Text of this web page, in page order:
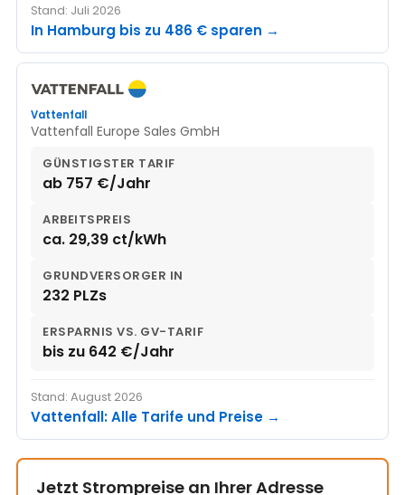
Stand: Juli 2026
In Hamburg bis zu 486 € sparen →
Vattenfall
Vattenfall Europe Sales GmbH
GÜNSTIGSTER TARIF
ab 757 €/Jahr
ARBEITSPREIS
ca. 29,39 ct/kWh
GRUNDVERSORGER IN
232 PLZs
ERSPARNIS VS. GV-TARIF
bis zu 642 €/Jahr
Stand: August 2026
Vattenfall: Alle Tarife und Preise →
Jetzt Strompreise an Ihrer Adresse